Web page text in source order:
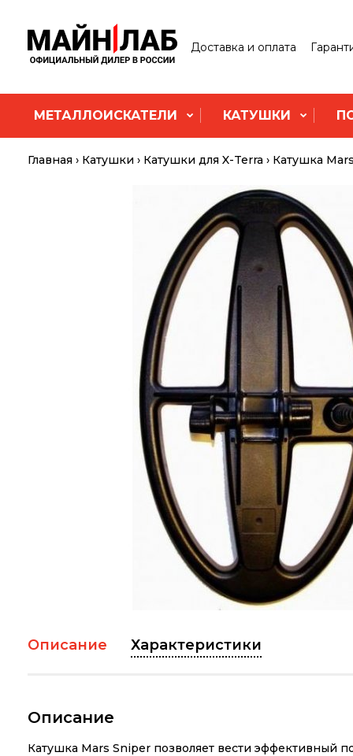
Доставка и оплата
МЕТАЛЛОИСКАТЕЛИ КАТУШКИ
Главная Катушки Катушки для X-Terra Катушка
Описание Характеристики
Описание
Катушка Mars Sniper позволяет вести эффективный